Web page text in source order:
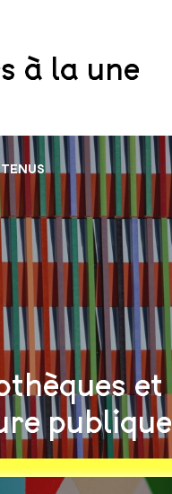
à la une
et
publique